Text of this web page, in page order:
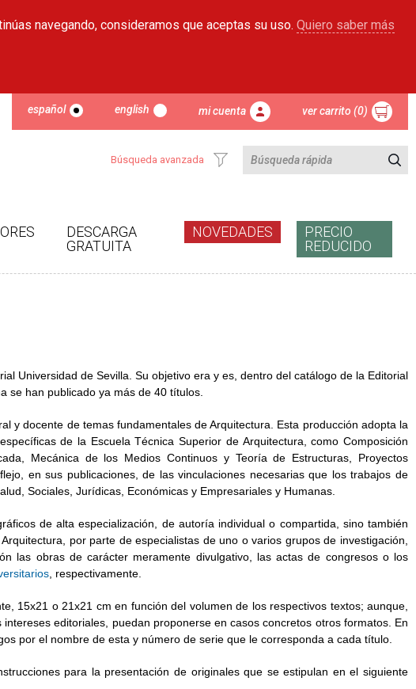
navegando, consideramos que aceptas su uso. Quiero saber más
español english mi cuenta ver carrito (0)
Búsqueda avanzada
DESCARGA
GRATUITA
NOVEDADES
PRECIO
REDUCIDO
de Sevilla. Su objetivo era y es, dentro del catálogo de la Editorial
se han publicado ya más de 40 títulos.
y docente de temas fundamentales de Arquitectura. Esta producción adopta la
de la Escuela Técnica Superior de Arquitectura, como Composición
Mecánica de los Medios Continuos y Teoría de Estructuras, Proyectos
en sus publicaciones, de las vinculaciones necesarias que los trabajos de
Sociales, Jurídicas, Económicas y Empresariales y Humanas.
de alta especialización, de autoría individual o compartida, sino también
por parte de especialistas de uno o varios grupos de investigación,
las obras de carácter meramente divulgativo, las actas de congresos o los
, respectivamente.
15x21 o 21x21 cm en función del volumen de los respectivos textos; aunque,
editoriales, puedan proponerse en casos concretos otros formatos. En
por el nombre de esta y número de serie que le corresponda a cada título.
para la presentación de originales que se estipulan en el siguiente